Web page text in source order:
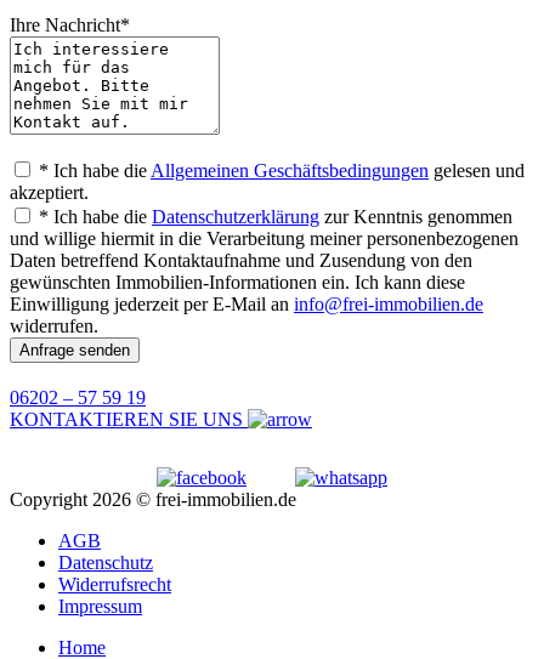
Ihre Nachricht*
* Ich habe die Allgemeinen Geschäftsbedingungen gelesen und
akzeptiert.
* Ich habe die Datenschutzerklärung zur Kenntnis genommen
und willige hiermit in die Verarbeitung meiner personenbezogenen
Daten betreffend Kontaktaufnahme und Zusendung von den
gewünschten Immobilien-Informationen ein. Ich kann diese
Einwilligung jederzeit per E-Mail an info@frei-immobilien.de
widerrufen.
Anfrage senden
06202 – 57 59 19
KONTAKTIEREN SIE UNS
Copyright 2026 © frei-immobilien.de
AGB
Datenschutz
Widerrufsrecht
Impressum
Home